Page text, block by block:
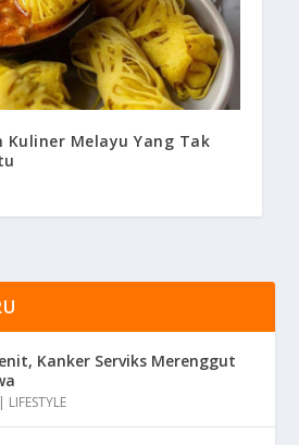
Kuliner Melayu Yang Tak
Kanker Serviks Merenggut
| LIFESTYLE